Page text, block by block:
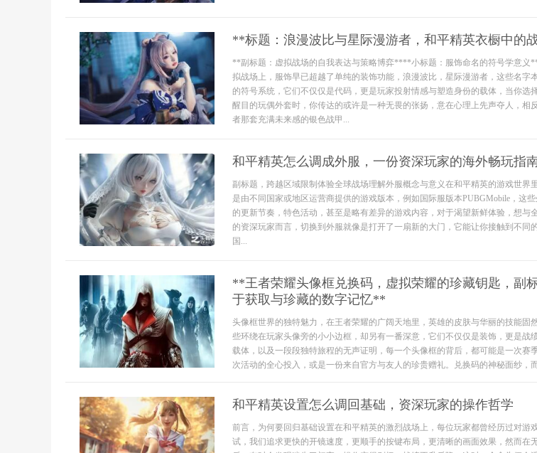
**标题：浪漫波比与星际漫游者，和平精英衣橱中的
**副标题：虚拟战场的自我表达与策略博弈****小标题：服饰命名的符号学意义
拟战场上，服饰早已超越了单纯的装饰功能，浪漫波比，星际漫游者，这些名字
的符号系统，它们不仅仅是代码，更是玩家投射情感与塑造身份的载体，当你选
醒目的玩偶外套时，你传达的或许是一种无畏的张扬，意在心理上先声夺人，相
者那套充满未来感的银色战甲...
和平精英怎么调成外服，一份资深玩家的海外畅玩指
副标题，跨越区域限制体验全球战场理解外服概念与意义在和平精英的游戏世界
是由不同国家或地区运营商提供的游戏版本，例如国际服版本PUBGMobile，这
的更新节奏，特色活动，甚至是略有差异的游戏内容，对于渴望新鲜体验，想与
的资深玩家而言，切换到外服就像是打开了一扇新的大门，它能让你接触到不同
国...
**王者荣耀头像框兑换码，虚拟荣耀的珍藏钥匙，副
于获取与珍藏的数字记忆**
头像框世界的独特魅力，在王者荣耀的广阔天地里，英雄的皮肤与华丽的技能固
些环绕在玩家头像旁的小小边框，却另有一番深意，它们不仅仅是装饰，更是战
载体，以及一段段独特旅程的无声证明，每一个头像框的背后，都可能是一次赛
次活动的全心投入，或是一份来自官方与友人的珍贵赠礼。兑换码的神秘面纱，
和平精英设置怎么调回基础，资深玩家的操作哲学
前言，为何要回归基础设置在和平精英的激烈战场上，每位玩家都曾经历过对游
试，我们追求更快的开镜速度，更顺手的按键布局，更清晰的画面效果，然而在